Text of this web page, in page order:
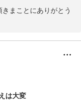
まことにありがとう
大階段や大きな本棚、
のご宿泊がお楽しみい
で大変嬉しく思いま
寛ぎいただければ幸
は大変